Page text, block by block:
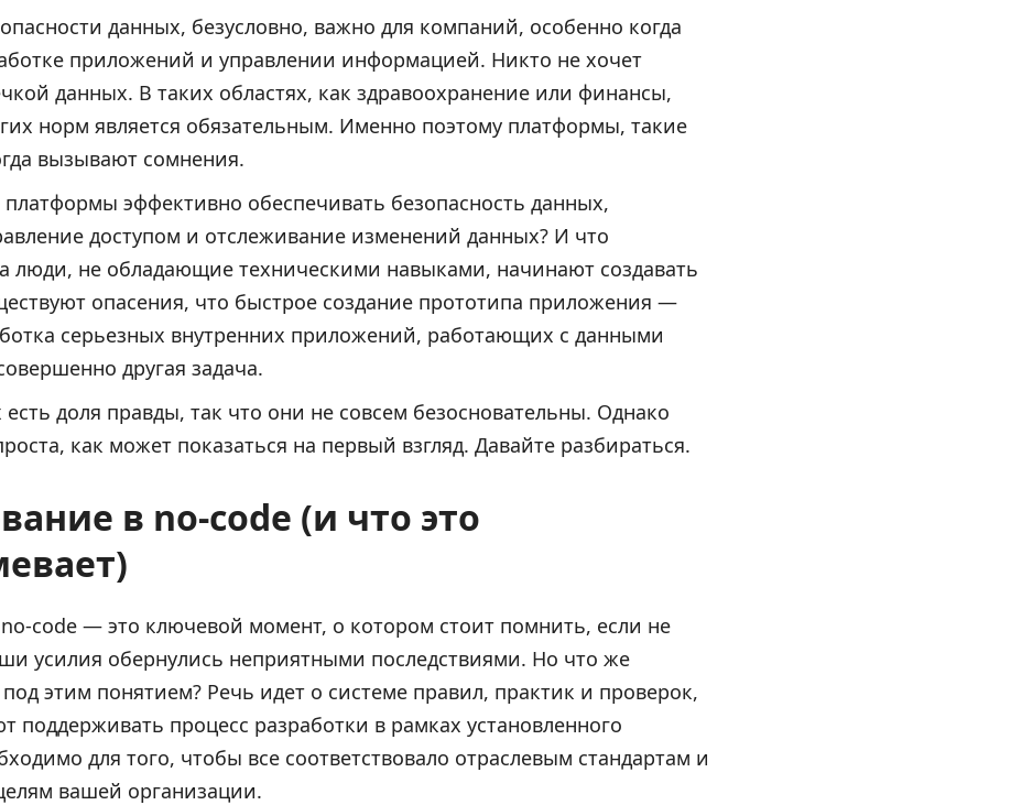
данных, безусловно, важно для компаний, особенно когда
приложений и управлении информацией. Никто не хочет
данных. В таких областях, как здравоохранение или финансы,
норм является обязательным. Именно поэтому платформы, такие
вызывают сомнения.
эффективно обеспечивать безопасность данных,
доступом и отслеживание изменений данных? И что
люди, не обладающие техническими навыками, начинают создавать
опасения, что быстрое создание прототипа приложения —
серьезных внутренних приложений, работающих с данными
другая задача.
есть доля правды, так что они не совсем безосновательны. Однако
как может показаться на первый взгляд. Давайте разбираться.
в no-code (и что это
code — это ключевой момент, о котором стоит помнить, если не
усилия обернулись неприятными последствиями. Но что же
под этим понятием? Речь идет о системе правил, практик и проверок,
поддерживать процесс разработки в рамках установленного
для того, чтобы все соответствовало отраслевым стандартам и
вашей организации.